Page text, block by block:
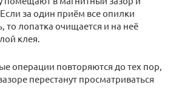
за один приём все опилки
то лопатка очищается и на неё
клея.
операции повторяются до тех пор,
перестанут просматриваться